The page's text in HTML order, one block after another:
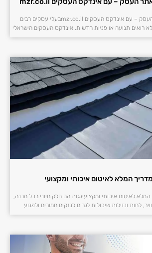
איך להגדיל תנועה לאתר העסק – עם אינדקס העסקים mzr.co.ilבעלי עסקים רבים
רואים תנועה או פניות חדשות. אינדקס העסקים הישראלי
המלא לאיטום איכותי ומקצועי
לאיטום איכותי ומקצועיגגות הם חלק חיוני בכל מבנה,
לחות ונזילות שיכולות לגרום לנזקים חמורים ולפגוע